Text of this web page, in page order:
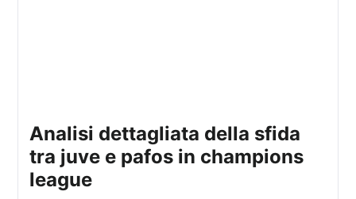
analisi dettagliata della sfida
tra juve e pafos in champions
league